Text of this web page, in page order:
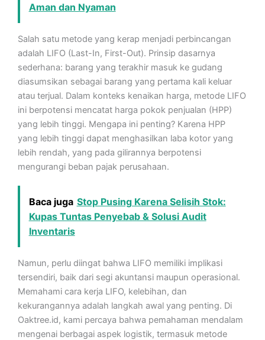
Aman dan Nyaman
Salah satu metode yang kerap menjadi perbincangan
adalah LIFO (Last-In, First-Out). Prinsip dasarnya
sederhana: barang yang terakhir masuk ke gudang
diasumsikan sebagai barang yang pertama kali keluar
atau terjual. Dalam konteks kenaikan harga, metode LIFO
ini berpotensi mencatat harga pokok penjualan (HPP)
yang lebih tinggi. Mengapa ini penting? Karena HPP
yang lebih tinggi dapat menghasilkan laba kotor yang
lebih rendah, yang pada gilirannya berpotensi
mengurangi beban pajak perusahaan.
Baca juga Stop Pusing Karena Selisih Stok:
Kupas Tuntas Penyebab & Solusi Audit
Inventaris
Namun, perlu diingat bahwa LIFO memiliki implikasi
tersendiri, baik dari segi akuntansi maupun operasional.
Memahami cara kerja LIFO, kelebihan, dan
kekurangannya adalah langkah awal yang penting. Di
Oaktree.id, kami percaya bahwa pemahaman mendalam
mengenai berbagai aspek logistik, termasuk metode